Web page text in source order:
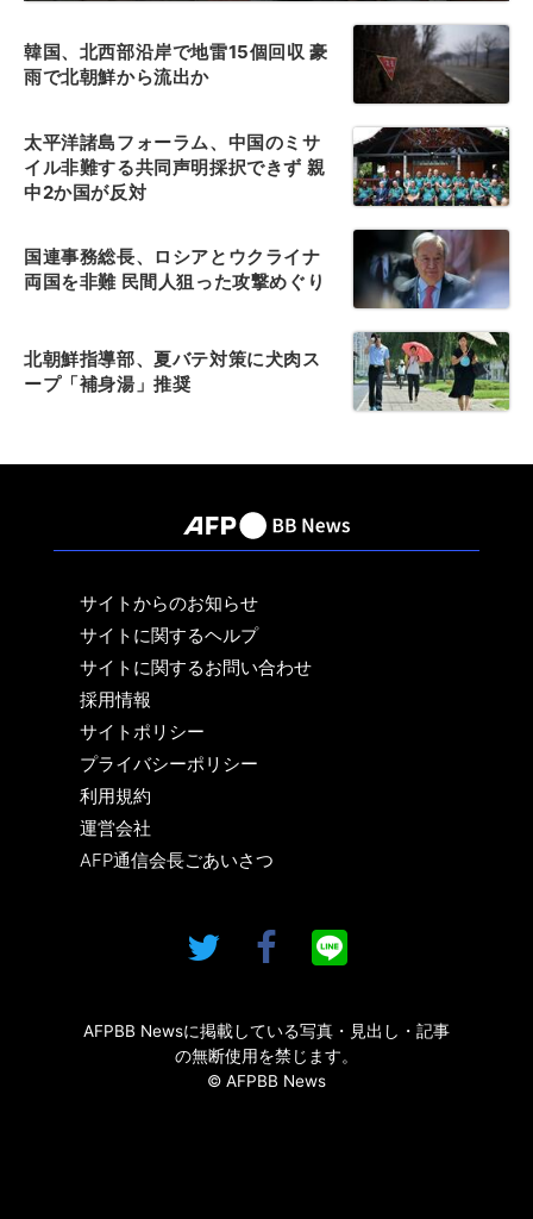
韓国、北西部沿岸で地雷15個回収 豪
雨で北朝鮮から流出か
太平洋諸島フォーラム、中国のミサ
イル非難する共同声明採択できず 親
中2か国が反対
国連事務総長、ロシアとウクライナ
両国を非難 民間人狙った攻撃めぐり
北朝鮮指導部、夏バテ対策に犬肉ス
ープ「補身湯」推奨
サイトからのお知らせ
サイトに関するヘルプ
サイトに関するお問い合わせ
採用情報
サイトポリシー
プライバシーポリシー
利用規約
運営会社
AFP通信会長ごあいさつ
AFPBB Newsに掲載している写真・見出し・記事
の無断使用を禁じます。
© AFPBB News